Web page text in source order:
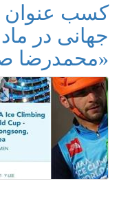
کسب عنوان
جهانی در
«محمدرضا